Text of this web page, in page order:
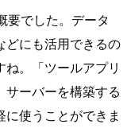
要でした。データ
どにも活用できるの
。「ツールアプリ
ーバーを構築する
使うことができま